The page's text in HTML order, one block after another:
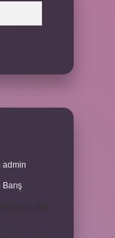
admin
Barış